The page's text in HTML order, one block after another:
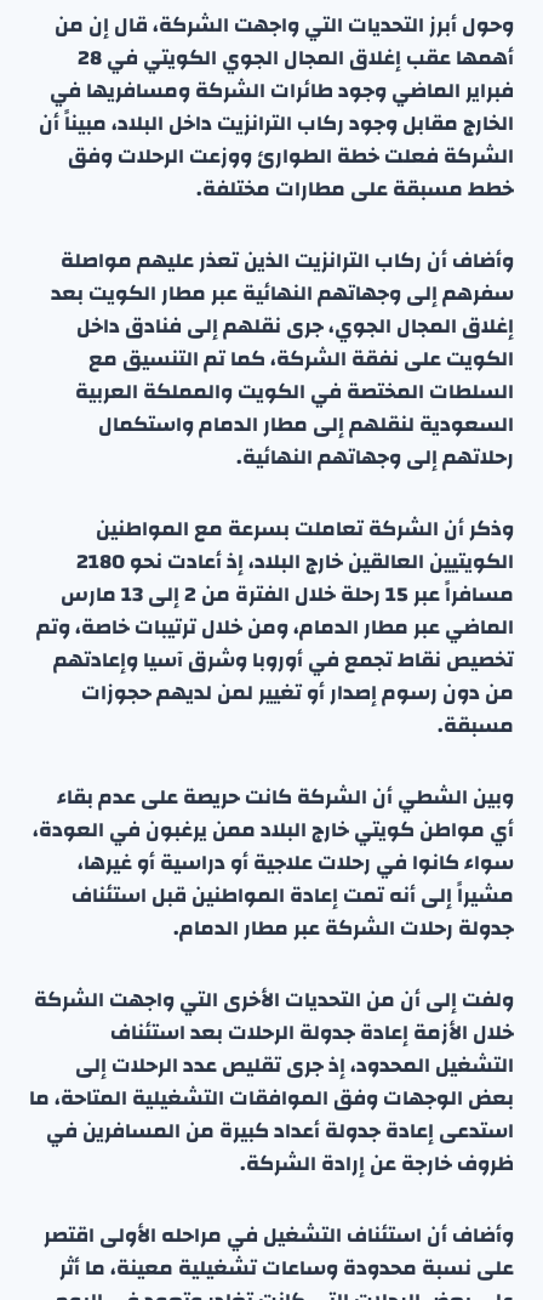
وحول أبرز التحديات التي واجهت الشركة، قال إن من
أهمها عقب إغلاق المجال الجوي الكويتي في 28
فبراير الماضي وجود طائرات الشركة ومسافريها في
الخارج مقابل وجود ركاب الترانزيت داخل البلاد، مبيناً أن
الشركة فعلت خطة الطوارئ ووزعت الرحلات وفق
خطط مسبقة على مطارات مختلفة.
وأضاف أن ركاب الترانزيت الذين تعذر عليهم مواصلة
سفرهم إلى وجهاتهم النهائية عبر مطار الكويت بعد
إغلاق المجال الجوي، جرى نقلهم إلى فنادق داخل
الكويت على نفقة الشركة، كما تم التنسيق مع
السلطات المختصة في الكويت والمملكة العربية
السعودية لنقلهم إلى مطار الدمام واستكمال
رحلاتهم إلى وجهاتهم النهائية.
وذكر أن الشركة تعاملت بسرعة مع المواطنين
الكويتيين العالقين خارج البلاد، إذ أعادت نحو 2180
مسافراً عبر 15 رحلة خلال الفترة من 2 إلى 13 مارس
الماضي عبر مطار الدمام، ومن خلال ترتيبات خاصة، وتم
تخصيص نقاط تجمع في أوروبا وشرق آسيا وإعادتهم
من دون رسوم إصدار أو تغيير لمن لديهم حجوزات
مسبقة.
وبين الشطي أن الشركة كانت حريصة على عدم بقاء
أي مواطن كويتي خارج البلاد ممن يرغبون في العودة،
سواء كانوا في رحلات علاجية أو دراسية أو غيرها،
مشيراً إلى أنه تمت إعادة المواطنين قبل استئناف
جدولة رحلات الشركة عبر مطار الدمام.
ولفت إلى أن من التحديات الأخرى التي واجهت الشركة
خلال الأزمة إعادة جدولة الرحلات بعد استئناف
التشغيل المحدود، إذ جرى تقليص عدد الرحلات إلى
بعض الوجهات وفق الموافقات التشغيلية المتاحة، ما
استدعى إعادة جدولة أعداد كبيرة من المسافرين في
ظروف خارجة عن إرادة الشركة.
وأضاف أن استئناف التشغيل في مراحله الأولى اقتصر
على نسبة محدودة وساعات تشغيلية معينة، ما أثر